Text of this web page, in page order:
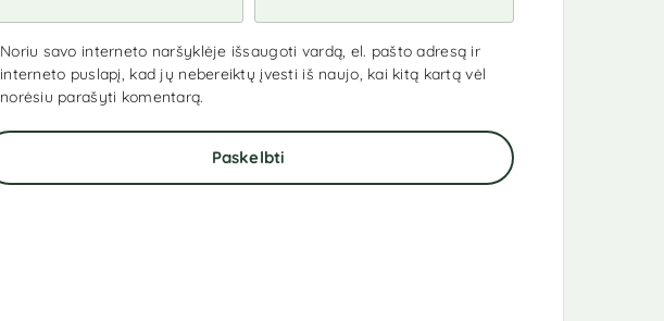
Noriu savo interneto naršyklėje išsaugoti vardą, el. pašto adresą ir
interneto puslapį, kad jų nebereiktų įvesti iš naujo, kai kitą kartą vėl
norėsiu parašyti komentarą.